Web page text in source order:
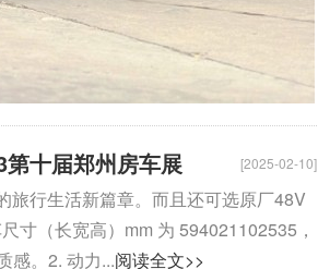
十届郑州房车展 [2025-02-10]
旅行生活新篇章。而且还可选原厂48V
寸（长宽高）mm 为 594021102535，
感。2. 动力...阅读全文>>